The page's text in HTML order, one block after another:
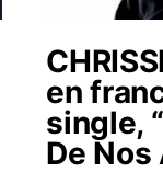
en
single,
De Nos